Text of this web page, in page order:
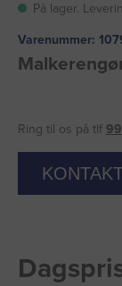
På lager.
Varenummer:
Ring til os på tlf